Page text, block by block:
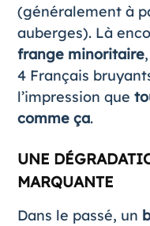
(généralement à
auberges). Là
frange minoritaire
4 Français
l’impression que
comme ça.
UNE
MARQUANTE
Dans le passé, un